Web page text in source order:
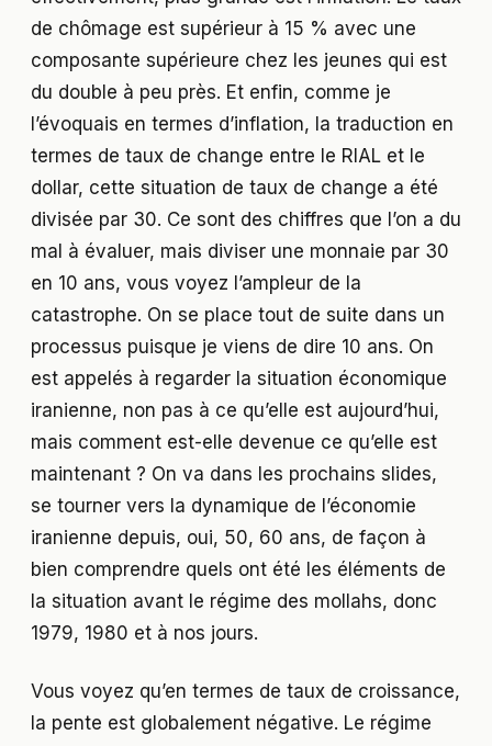
de chômage est supérieur à 15 % avec une
composante supérieure chez les jeunes qui est
du double à peu près. Et enfin, comme je
l’évoquais en termes d’inflation, la traduction en
termes de taux de change entre le RIAL et le
dollar, cette situation de taux de change a été
divisée par 30. Ce sont des chiffres que l’on a du
mal à évaluer, mais diviser une monnaie par 30
en 10 ans, vous voyez l’ampleur de la
catastrophe. On se place tout de suite dans un
processus puisque je viens de dire 10 ans. On
est appelés à regarder la situation économique
iranienne, non pas à ce qu’elle est aujourd’hui,
mais comment est-elle devenue ce qu’elle est
maintenant ? On va dans les prochains slides,
se tourner vers la dynamique de l’économie
iranienne depuis, oui, 50, 60 ans, de façon à
bien comprendre quels ont été les éléments de
la situation avant le régime des mollahs, donc
1979, 1980 et à nos jours.
Vous voyez qu’en termes de taux de croissance,
la pente est globalement négative. Le régime